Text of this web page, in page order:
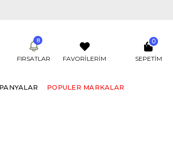
SEPETIM
0
FAVORİLERİM
FIRSATLAR
8
POPULER MARKALAR